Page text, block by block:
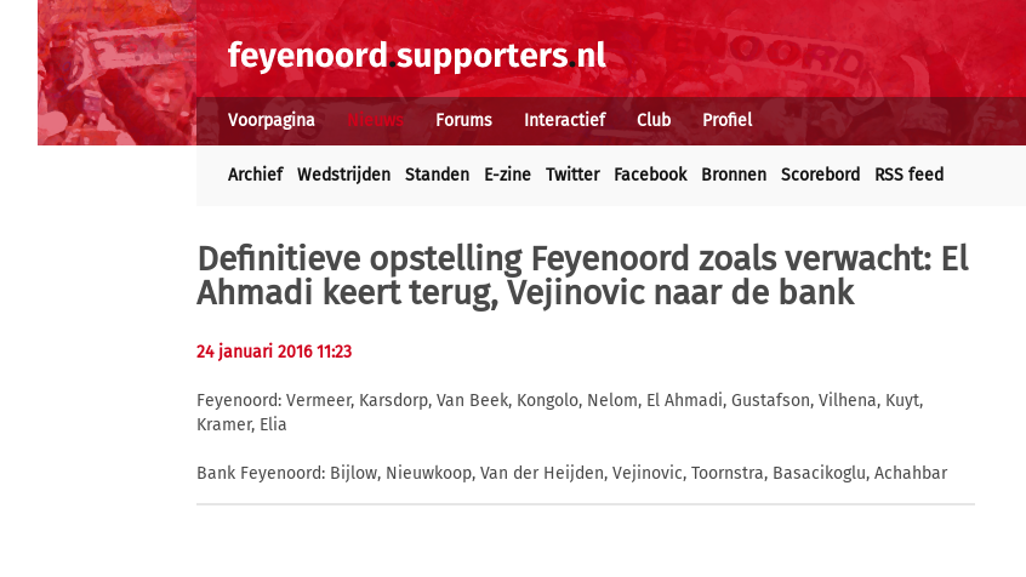
Voorpagina Nieuws Forums Interactief Club Profiel
Archief Wedstrijden Standen E-zine Twitter Facebook Bronnen Scorebord RSS feed
Definitieve opstelling Feyenoord zoals verwacht: El
Ahmadi keert terug, Vejinovic naar de bank
24 januari 2016 11:23
Feyenoord: Vermeer, Karsdorp, Van Beek, Kongolo, Nelom, El Ahmadi, Gustafson, Vilhena, Kuyt,
Kramer, Elia
Bank Feyenoord: Bijlow, Nieuwkoop, Van der Heijden, Vejinovic, Toornstra, Basacikoglu, Achahbar